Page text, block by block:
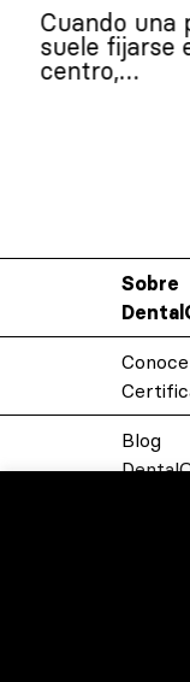
Cuando una
suele fijarse
centro,…
Sobre
Blog